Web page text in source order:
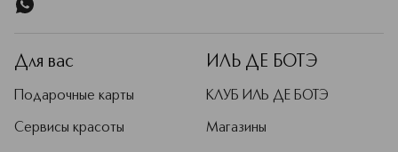
Для вас
Подарочные карты
Сервисы красоты
ИЛЬ ДЕ БОТЭ
КЛУБ ИЛЬ ДЕ БОТЭ
Магазины